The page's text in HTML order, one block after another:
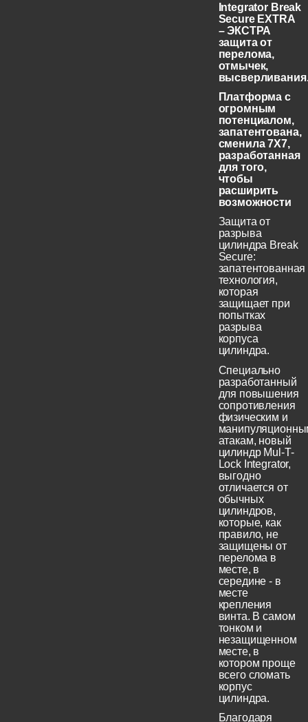
Integrator Break
Secure EXTRA
– ЭКСТРА
защита от
перелома,
отмычек,
Платформа с
огромным
потенциалом,
запатентована,
сменила 7X7,
разработанная
для того,
чтобы
расширить
возможности
Защита от
разрыва
цилиндра Break
Secure:
запатентованная
технология,
которая
защищает при
попытках
разрыва
корпуса
цилиндра.
Специально
разработанный
для повышения
сопротивления
физическим и
атакам, новый
цилиндр Mul-T-
Lock Integrator,
выгодно
отличается от
обычных
цилиндров,
которые, как
правило, не
защищены от
перелома в
месте, в
середине - в
месте
крепления
винта. В самом
тонком и
незащищенном
месте, в
котором проще
всего сломать
корпус
цилиндра.
Благодаря